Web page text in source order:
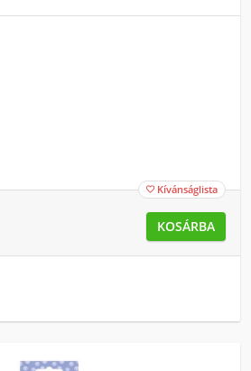
 Kívánságlista
KOSÁRBA